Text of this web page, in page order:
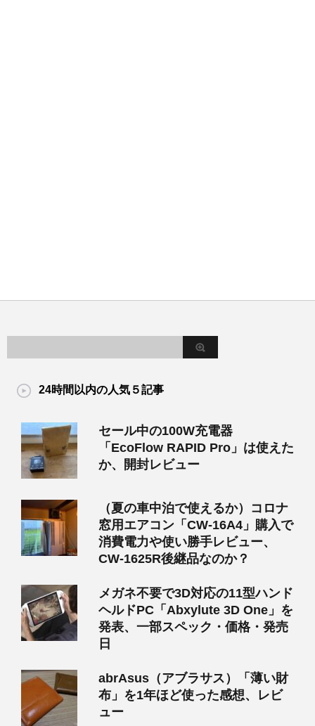
24時間以内の人気５記事
セール中の100W充電器
「EcoFlow RAPID Pro」は使えた
か、開封レビュー
（夏の車中泊で使えるか）コロナ
窓用エアコン「CW-16A4」購入で
消費電力や使い勝手レビュー、
CW-1625R後継品なのか？
メガネ不要で3D対応の11型ハンド
ヘルドPC「Abxylute 3D One」を
発表、一部スペック・価格・発売
日
abrAsus（アブラサス）「薄い財
布」を1年ほど使った感想、レビ
ュー